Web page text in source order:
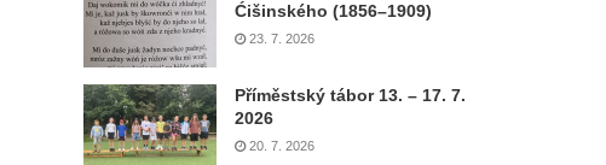
Ćišinského (1856–1909)
23. 7. 2026
Příměstský tábor 13. – 17. 7.
2026
20. 7. 2026